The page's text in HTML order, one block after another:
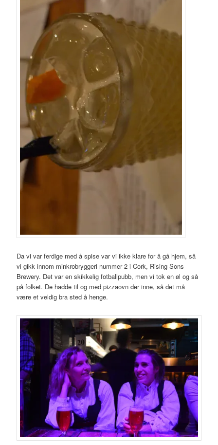
Da vi var ferdige med å spise var vi ikke klare for å gå hjem, så
vi gikk innom minkrobryggeri nummer 2 i Cork, Rising Sons
Brewery. Det var en skikkelig fotballpubb, men vi tok en øl og så
på folket. De hadde til og med pizzaovn der inne, så det må
være et veldig bra sted å henge.